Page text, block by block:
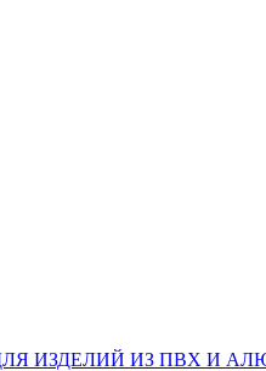
ИЗДЕЛИЙ ИЗ ПВХ И